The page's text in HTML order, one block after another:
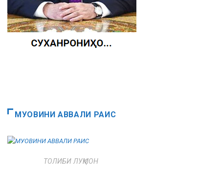
МУОВИНИ АВВАЛИ РАИС
ТОЛИБИ ЛУҚМОН